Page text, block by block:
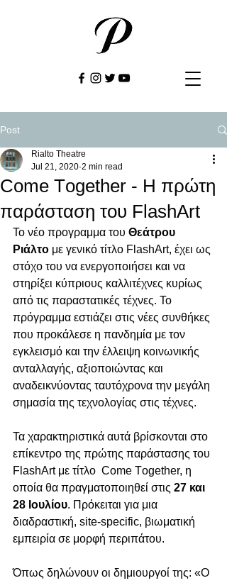
Post
Come Τogether - Η πρώτη
παράσταση του FlashArt
Rialto Theatre
Jul 21, 2020 2 min read
Το νέο προγραμμα του Θεάτρου
Ριάλτο με γενικό τίτλο FlashArt, έχει ως
στόχο του να ενεργοποιήσει και να
στηρίξει κύπριους καλλιτέχνες κυρίως
από τις παραστατικές τέχνες. Το
πρόγραμμα εστιάζει στις νέες συνθήκες
που προκάλεσε η πανδημία με τον
εγκλεισμό και την έλλειψη κοινωνικής
ανταλλαγής, αξιοποιώντας και
αναδεικνύοντας ταυτόχρονα την μεγάλη
σημασία της τεχνολογίας στις τέχνες.
Τα χαρακτηριστικά αυτά βρίσκονται στο
επίκεντρο της πρώτης παράστασης του
FlashArt με τίτλο  Come Τogether, η
οποία θα πραγματοποιηθεί στις 27 και
28 Ιουλίου. Πρόκειται για μια
διαδραστική, site-specific, βιωματική
εμπειρία σε μορφή περιπάτου.
Όπως δηλώνουν οι δημιουργοί της: «Ο